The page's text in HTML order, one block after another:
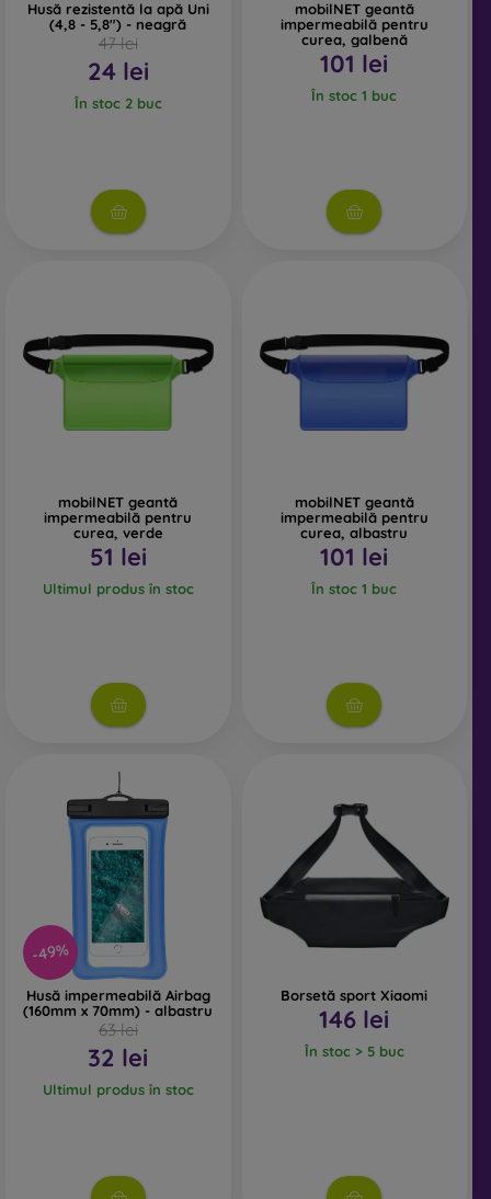
Husă rezistentă la apă Uni
(4,8 - 5,8") - neagră
47 lei
24 lei
În stoc 2 buc
mobilNET geantă
impermeabilă pentru
curea, galbenă
101 lei
În stoc 1 buc
mobilNET geantă
impermeabilă pentru
curea, verde
51 lei
Ultimul produs în stoc
mobilNET geantă
impermeabilă pentru
curea, albastru
101 lei
În stoc 1 buc
-49%
Husă impermeabilă Airbag
(160mm x 70mm) - albastru
63 lei
32 lei
Ultimul produs în stoc
Borsetă sport Xiaomi
146 lei
În stoc > 5 buc